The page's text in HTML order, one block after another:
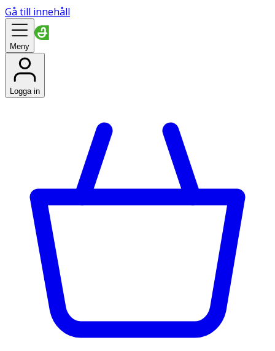
Gå till innehåll
Meny
Logga in